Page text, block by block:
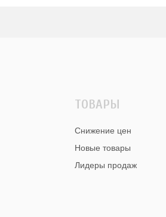
ТОВАРЫ
Снижение цен
Новые товары
Лидеры продаж